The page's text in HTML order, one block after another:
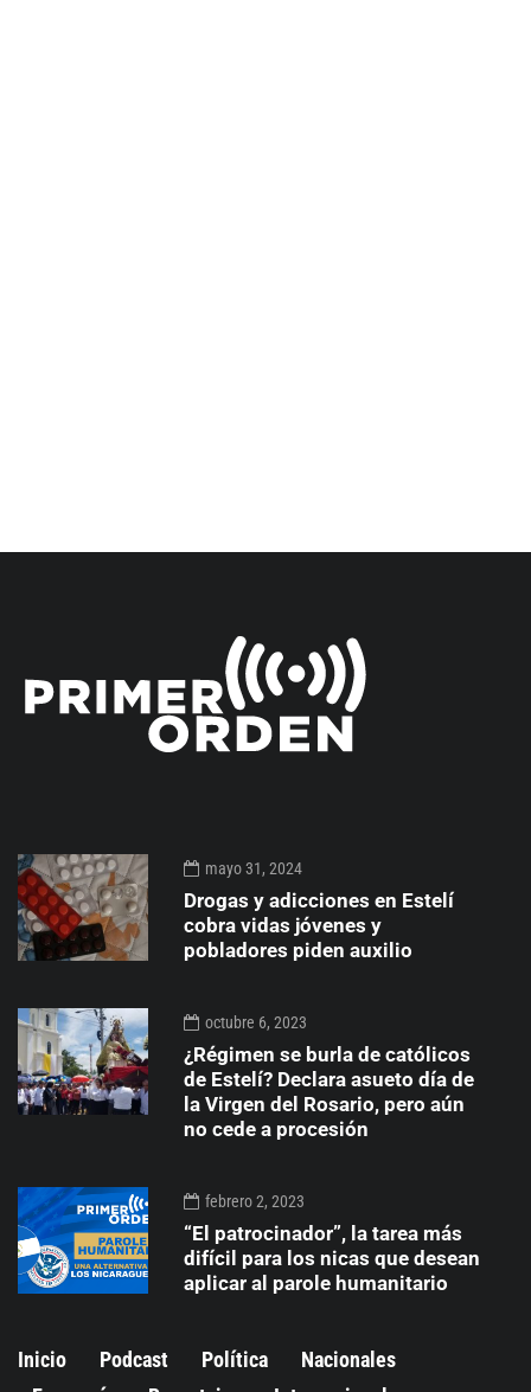
mayo 31, 2024
Drogas y adicciones en Estelí
cobra vidas jóvenes y
pobladores piden auxilio
octubre 6, 2023
¿Régimen se burla de católicos
de Estelí? Declara asueto día de
la Virgen del Rosario, pero aún
no cede a procesión
febrero 2, 2023
“El patrocinador”, la tarea más
difícil para los nicas que desean
aplicar al parole humanitario
Inicio Podcast Política
Nacionales